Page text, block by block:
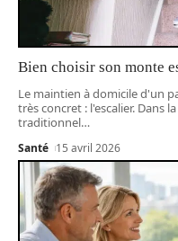
Bien choisir son monte
Le maintien à domicile d'un
très concret : l'escalier. Dans
traditionnel…
Santé 15 avril 2026